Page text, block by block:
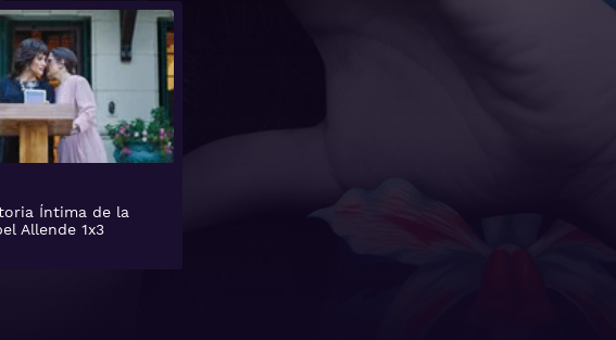
Íntima de la
Allende 1x3